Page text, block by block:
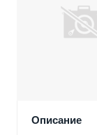
Описание